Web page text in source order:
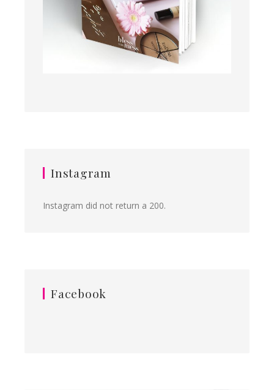
Instagram
Instagram did not return a 200.
Facebook